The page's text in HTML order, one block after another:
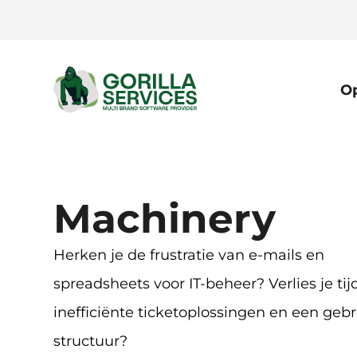
Machinery
Herken je de frustratie van e-mails en
spreadsheets voor IT-beheer? Verlies je
inefficiënte ticketoplossingen en een
structuur?